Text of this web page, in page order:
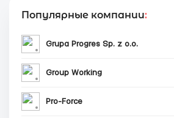
Популярные компании:
Grupa Progres Sp. z o.o.
Group Working
Pro-Force